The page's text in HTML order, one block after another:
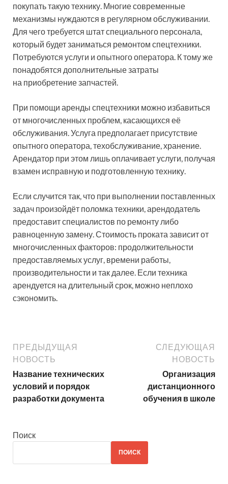
покупать такую технику. Многие современные
механизмы нуждаются в регулярном обслуживании.
Для чего требуется штат специального персонала,
который будет заниматься ремонтом спецтехники.
Потребуются услуги и опытного оператора. К тому же
понадобятся дополнительные затраты
на приобретение запчастей.
При помощи аренды спецтехники можно избавиться
от многочисленных проблем, касающихся её
обслуживания. Услуга предполагает присутствие
опытного оператора, техобслуживание, хранение.
Арендатор при этом лишь оплачивает услуги, получая
взамен исправную и подготовленную технику.
Если случится так, что при выполнении поставленных
задач произойдёт поломка техники, арендодатель
предоставит специалистов по ремонту либо
равноценную замену. Стоимость проката зависит от
многочисленных факторов: продолжительности
предоставляемых услуг, времени работы,
производительности и так далее. Если техника
арендуется на длительный срок, можно неплохо
сэкономить.
ПРЕДЫДУЩАЯ
НОВОСТЬ
Название технических
условий и порядок
разработки документа
СЛЕДУЮЩАЯ
НОВОСТЬ
Организация
дистанционного
обучения в школе
Поиск
ПОИСК